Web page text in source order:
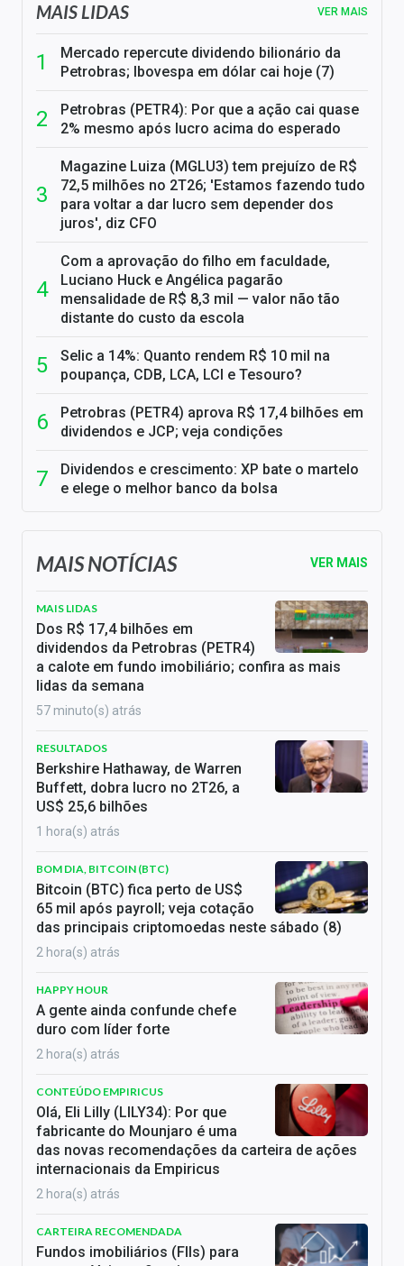
MAIS LIDAS VER MAIS
Mercado repercute dividendo bilionário da
Petrobras; Ibovespa em dólar cai hoje (7)
Petrobras (PETR4): Por que a ação cai quase
2% mesmo após lucro acima do esperado
Magazine Luiza (MGLU3) tem prejuízo de R$
72,5 milhões no 2T26; 'Estamos fazendo tudo
para voltar a dar lucro sem depender dos
juros', diz CFO
Com a aprovação do filho em faculdade,
Luciano Huck e Angélica pagarão
mensalidade de R$ 8,3 mil — valor não tão
distante do custo da escola
Selic a 14%: Quanto rendem R$ 10 mil na
poupança, CDB, LCA, LCI e Tesouro?
Petrobras (PETR4) aprova R$ 17,4 bilhões em
dividendos e JCP; veja condições
Dividendos e crescimento: XP bate o martelo
e elege o melhor banco da bolsa
MAIS NOTÍCIAS VER MAIS
MAIS LIDAS
Dos R$ 17,4 bilhões em
dividendos da Petrobras (PETR4)
a calote em fundo imobiliário; confira as mais
lidas da semana
57 minuto(s) atrás
RESULTADOS
Berkshire Hathaway, de Warren
Buffett, dobra lucro no 2T26, a
US$ 25,6 bilhões
1 hora(s) atrás
BOM DIA, BITCOIN (BTC)
Bitcoin (BTC) fica perto de US$
65 mil após payroll; veja cotação
das principais criptomoedas neste sábado (8)
2 hora(s) atrás
HAPPY HOUR
A gente ainda confunde chefe
duro com líder forte
2 hora(s) atrás
CONTEÚDO EMPIRICUS
Olá, Eli Lilly (LILY34): Por que
fabricante do Mounjaro é uma
das novas recomendações da carteira de ações
internacionais da Empiricus
2 hora(s) atrás
CARTEIRA RECOMENDADA
Fundos imobiliários (FIIs) para